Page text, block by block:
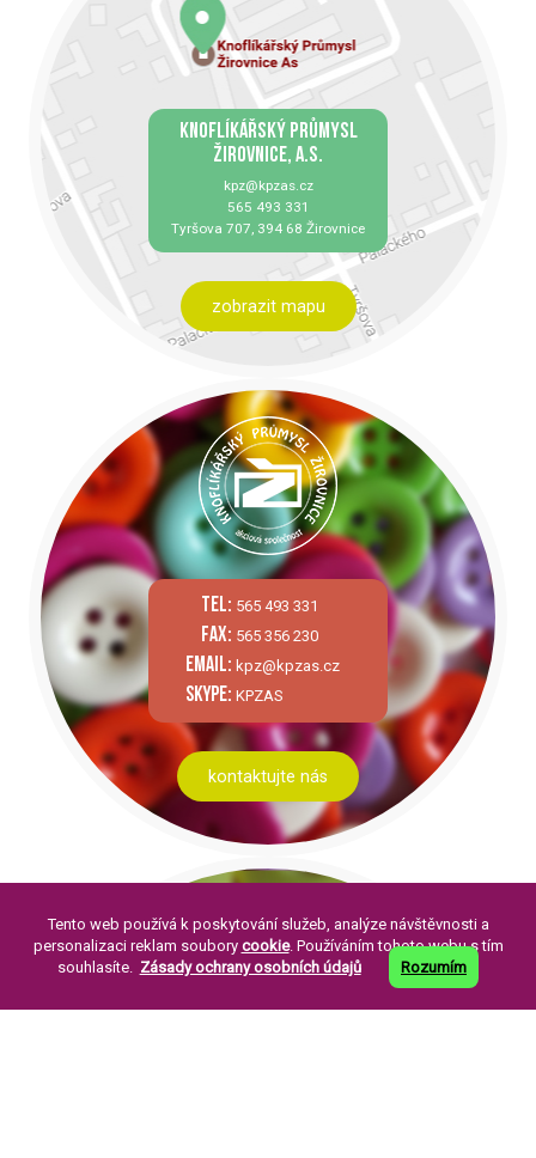
KNOFLÍKÁŘSKÝ PRŮMYSL
ŽIROVNICE, A.S.
kpz@kpzas.cz
565 493 331
Tyršova 707, 394 68 Žirovnice
zobrazit mapu
tel: 565 493 331
fax: 565 356 230
email: kpz@kpzas.cz
skype: KPZAS
kontaktujte nás
Tento web používá k poskytování služeb, analýze návštěvnosti a
personalizaci reklam soubory cookie. Používáním tohoto webu s tím
souhlasíte. Zásady ochrany osobních údajů Rozumím